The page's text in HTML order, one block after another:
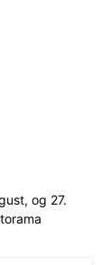
og 27.